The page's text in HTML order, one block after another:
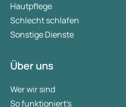
Hautpflege
Schlecht schlafen
Sonstige Dienste
Über uns
Wer wir sind
So funktioniert's